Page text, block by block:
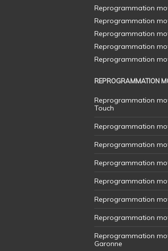
REPROGRAMMATION
Reprogrammation
Touch
Reprogrammation
Reprogrammation
Reprogrammation
Reprogrammation
Reprogrammation
Reprogrammation
Reprogrammation
Garonne
Reprogrammation
Reprogrammation
Reprogrammation
Reprogrammation
Reprogrammation